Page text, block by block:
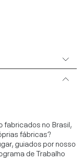
fabricados no Brasil,
fábricas?
guiados por nosso
de Trabalho